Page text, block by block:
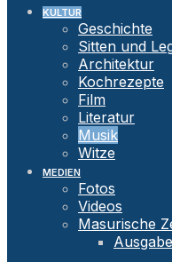
KULTUR
Geschichte
Sitten und
Architektur
Kochrezepte
Film
Literatur
Musik
Witze
MEDIEN
Fotos
Videos
Masurische